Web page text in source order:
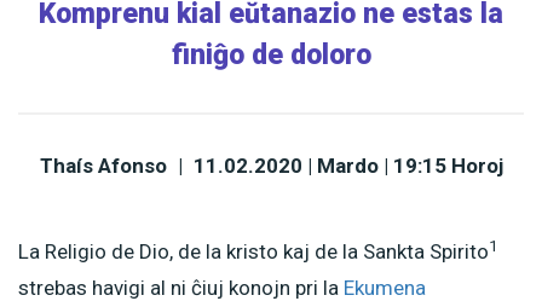
Komprenu kial eŭtanazio ne estas la
finiĝo de doloro
Thaís Afonso | 11.02.2020 | Mardo | 19:15 Horoj
La Religio de Dio, de la kristo kaj de la Sankta Spirito1
strebas havigi al ni ĉiuj konojn pri la Ekumena